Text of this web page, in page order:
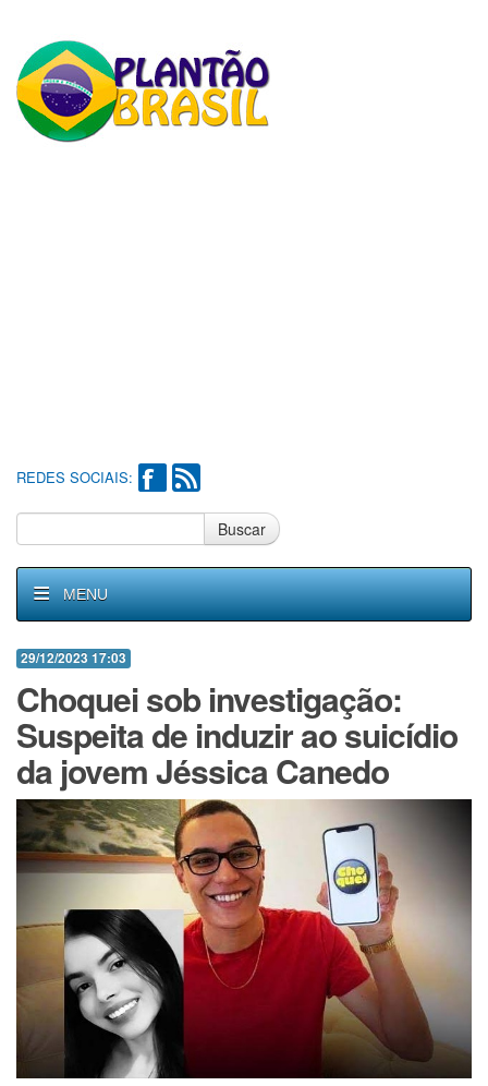
REDES SOCIAIS:
Buscar
MENU
29/12/2023 17:03
Choquei sob investigação:
Suspeita de induzir ao suicídio
da jovem Jéssica Canedo